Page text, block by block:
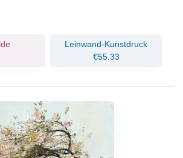
Leinwand-Kunstdruck
€55.33